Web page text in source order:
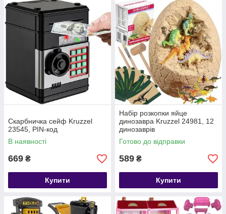
Скарбничка сейф Kruzzel
23545, PIN-код
В наявності
669 ₴
Купити
Набір розкопки яйце
динозавра Kruzzel 24981, 12
динозаврів
Готово до відправки
589 ₴
Купити